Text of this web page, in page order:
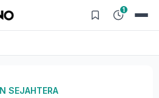
1
SEJAHTERA